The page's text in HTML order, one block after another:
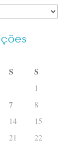
S S
1
7
8
14
15
21
22